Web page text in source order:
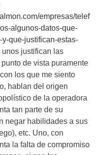
empresas/telef
algunos-datos-que-
que-justifican-estas-
unos justifican las
de vista puramente
los que me siento
hablan del origen
de la operadora
tan parte de su
negar habilidades a sus
etc. Uno, con
la falta de compromiso